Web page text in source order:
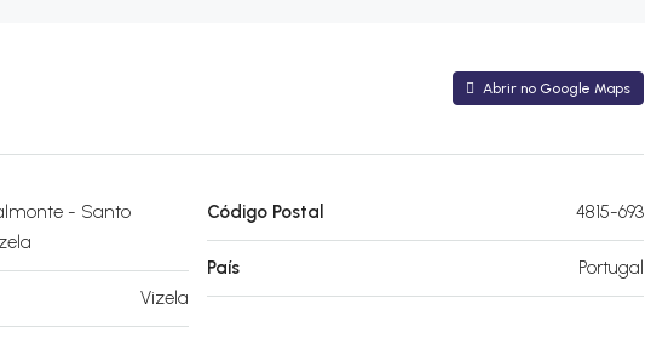
Abrir no Google Maps
- Santo
Vizela
Código Postal 4815-693
País Portugal